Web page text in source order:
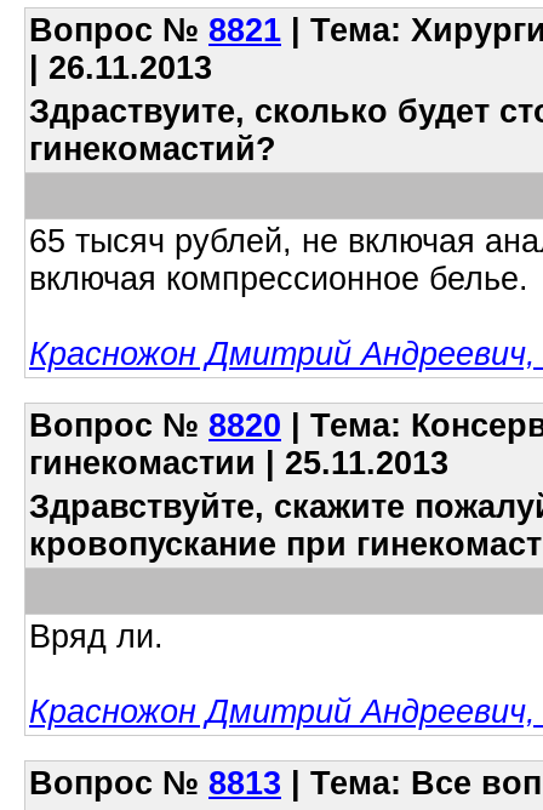
Вопрос № 8821 | Тема:
| 26.11.2013
Здраствуите, сколько будет
гинекомастий?
65 тысяч рублей, не включая
включая компрессионное белье.
Красножон Дмитрий Андреевич,
Вопрос № 8820 | Тема:
гинекомастии | 25.11.2013
Здравствуйте, скажите
кровопускание при
Вряд ли.
Красножон Дмитрий Андреевич,
Вопрос № 8813 | Тема: Все